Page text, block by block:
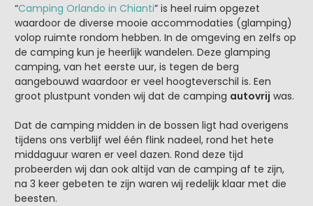
“Camping Orlando in Chianti” is heel ruim opgezet
waardoor de diverse mooie accommodaties (glamping)
volop ruimte rondom hebben. In de omgeving en zelfs op
de camping kun je heerlijk wandelen. Deze glamping
camping, van het eerste uur, is tegen de berg
aangebouwd waardoor er veel hoogteverschil is. Een
groot plustpunt vonden wij dat de camping autovrij was.
Dat de camping midden in de bossen ligt had overigens
tijdens ons verblijf wel één flink nadeel, rond het hete
middaguur waren er veel dazen. Rond deze tijd
probeerden wij dan ook altijd van de camping af te zijn,
na 3 keer gebeten te zijn waren wij redelijk klaar met die
beesten.